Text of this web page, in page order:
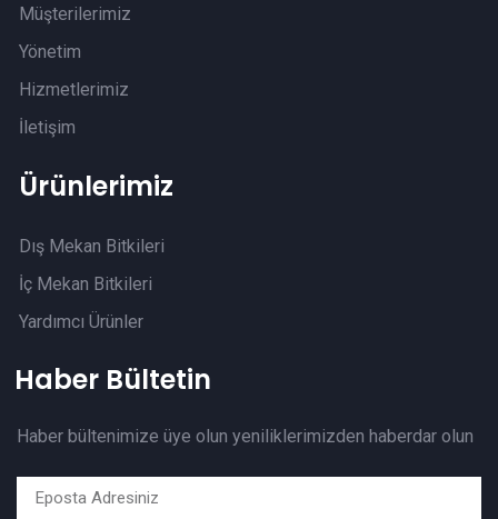
Müşterilerimiz
Yönetim
Hizmetlerimiz
İletişim
Ürünlerimiz
Dış Mekan Bitkileri
İç Mekan Bitkileri
Yardımcı Ürünler
Haber Bültetin
Haber bültenimize üye olun yeniliklerimizden haberdar olun